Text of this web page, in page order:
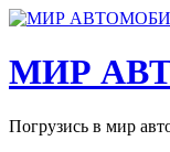
Перейти
содержимому
МИР
Погрузись в мир